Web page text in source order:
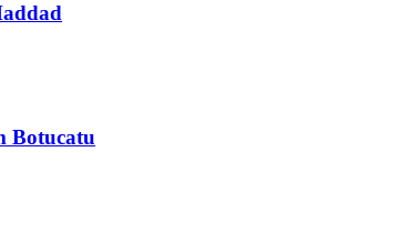
Botucatu